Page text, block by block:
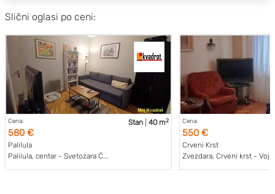
Slični oglasi po ceni:
Cena:
580 €
Stan 40 m2
Palilula
Palilula, centar - Svetozara Ć...
Cena:
550 €
Crveni Krst
Zvezdara, Crveni krst -